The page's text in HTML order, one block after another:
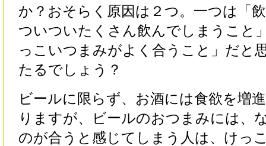
か？おそらく原因は２つ。一つは「
ついついたくさん飲んでしまうこと
っこいつまみがよく合うこと」だと
たるでしょう？
ビールに限らず、お酒には食欲を増
りますが、ビールのおつまみには、
のが合うと感じてしまう人は、けっ